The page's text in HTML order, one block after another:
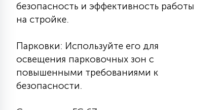
безопасность и эффективность работы
на стройке.
Парковки: Используйте его для
освещения парковочных зон с
повышенными требованиями к
безопасности.